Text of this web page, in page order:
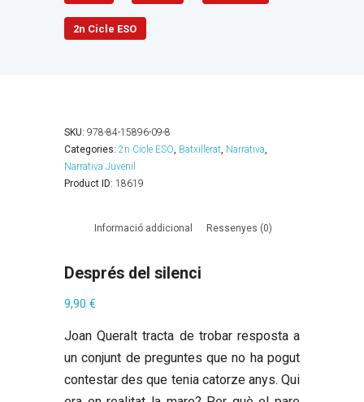
2n Cicle ESO
SKU: 978-84-15896-09-8
Categories: 2n Cicle ESO, Batxillerat, Narrativa,
Narrativa Juvenil
Product ID: 18619
Informació addicional Ressenyes (0)
Després del silenci
9,90 €
Joan Queralt tracta de trobar resposta a
un conjunt de preguntes que no ha pogut
contestar des que tenia catorze anys. Qui